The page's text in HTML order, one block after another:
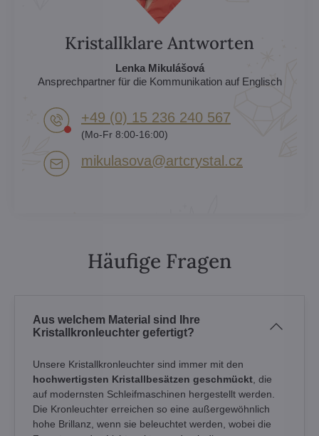
Kristallklare Antworten
Lenka Mikulášová
Ansprechpartner für die Kommunikation auf Englisch
+49 (0) 15 236 240 567
(Mo-Fr 8:00-16:00)
mikulasova​@artcrystal​.cz
Häufige Fragen
Aus welchem Material sind Ihre
Kristallkronleuchter gefertigt?
Unsere Kristallkronleuchter sind immer mit den
hochwertigsten Kristallbesätzen geschmückt , die
auf modernsten Schleifmaschinen hergestellt werden.
Die Kronleuchter erreichen so eine außergewöhnlich
hohe Brillanz, wenn sie beleuchtet werden, wobei die